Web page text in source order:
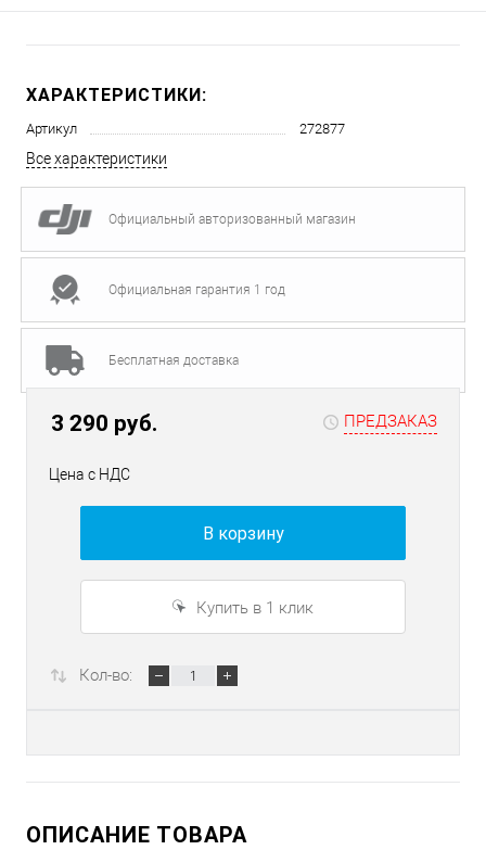
ХАРАКТЕРИСТИКИ:
Артикул 272877
Все характеристики
Официальный авторизованный магазин
Официальная гарантия 1 год
Бесплатная доставка
3 290 руб. ПРЕДЗАКАЗ
Цена с НДС
В корзину
Купить в 1 клик
Кол-во:
ОПИСАНИЕ ТОВАРА